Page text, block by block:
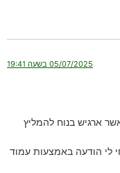
05/07/2025 בשעה 19:41
ארגיש בנוח להמליץ
הודעה באמצעות עמוד